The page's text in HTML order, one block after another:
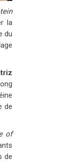
la
du
de
of
de